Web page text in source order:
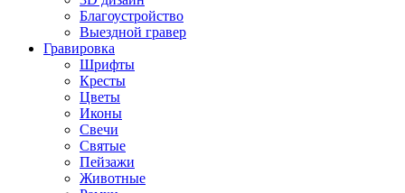
Благоустройство
Выездной гравер
Гравировка
Шрифты
Кресты
Цветы
Иконы
Свечи
Святые
Пейзажи
Животные